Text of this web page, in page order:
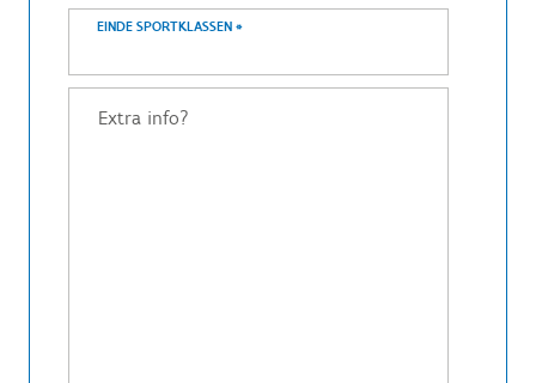
EINDE SPORTKLASSEN *